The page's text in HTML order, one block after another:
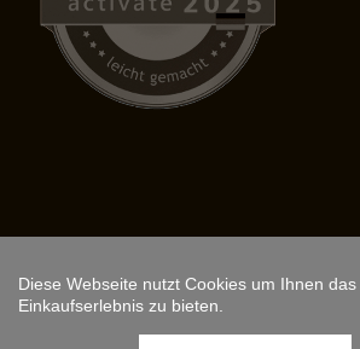
Copyright © 2026, ARS
Instagram
Diese Webseite nutzt Cookies um Ihnen
Einkaufserlebnis zu bieten.